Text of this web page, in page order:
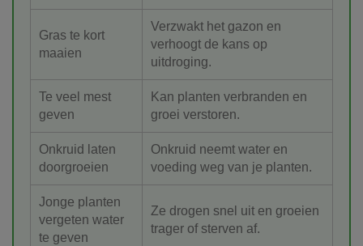
Gras te kort
maaien
Verzwakt het gazon en
verhoogt de kans op
uitdroging.
Te veel mest
geven
Kan planten verbranden en
groei verstoren.
Onkruid laten
doorgroeien
Onkruid neemt water en
voeding weg van je planten.
Jonge planten
vergeten water
te geven
Ze drogen snel uit en groeien
trager of sterven af.